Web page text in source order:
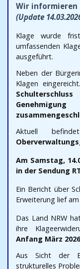
Wir informieren
(Update
Klage wurde
umfassenden
ausgeführt.
Neben der
Klagen
Aktuell
Am Samstag,
in der Sendung
Ein Bericht über
Erweiterung lief
Das Land NRW
ihre
Anfang März 2026
Aus Sicht der
strukturelles